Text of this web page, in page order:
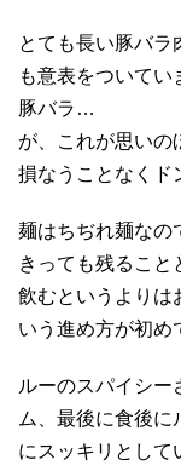
とても長い豚バラ
も意表をついてい
豚バラ…
が、これが思いの
損なうことなくド
麺はちぢれ麺なの
きっても残ること
飲むというよりは
いう進め方が初め
ルーのスパイシー
ム、最後に食後に
にスッキリとして